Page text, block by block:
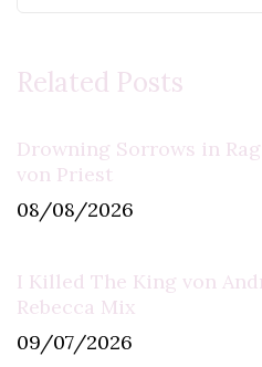
Related Posts
Drowning Sorrows in
von Priest
08/08/2026
I Killed The King von
Rebecca Mix
09/07/2026